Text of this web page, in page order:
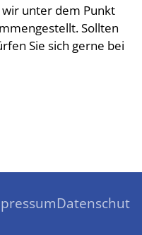
unter dem Punkt
Sollten
Sie sich gerne bei
Datenschutz